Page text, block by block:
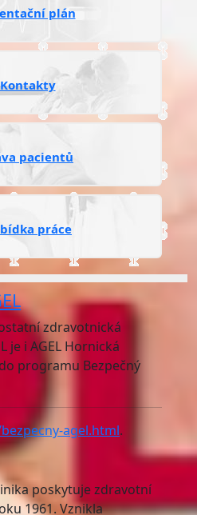
plán
pacientů
práce
zdravotnická
je i AGEL Hornická
programu Bezpečný
agel.html.
poskytuje zdravotní
1961. Vznikla